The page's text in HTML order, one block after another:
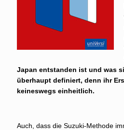
Japan entstanden ist und was
überhaupt definiert, denn ihr
keineswegs einheitlich.
Auch, dass die Suzuki-Methode